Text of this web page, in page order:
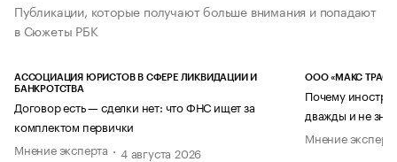
Публикации, которые получают больше внимания и попадают
в Сюжеты РБК
АССОЦИАЦИЯ ЮРИСТОВ В СФЕРЕ ЛИКВИДАЦИИ И
БАНКРОТСТВА
Договор есть — сделки нет: что ФНС ищет за
комплектом первички
Мнение эксперта
4 августа 2026
ООО «МАКС ТРАСТ»
Почему
дважды и не
Мнение